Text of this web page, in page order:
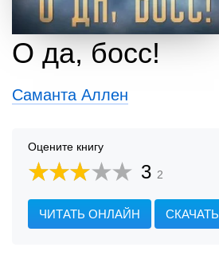
О да, босс!
Саманта Аллен
Оцените книгу
3 2
ЧИТАТЬ ОНЛАЙН СКАЧАТЬ